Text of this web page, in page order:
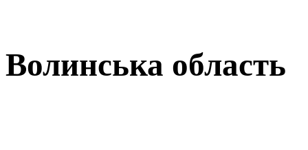
Волинська область